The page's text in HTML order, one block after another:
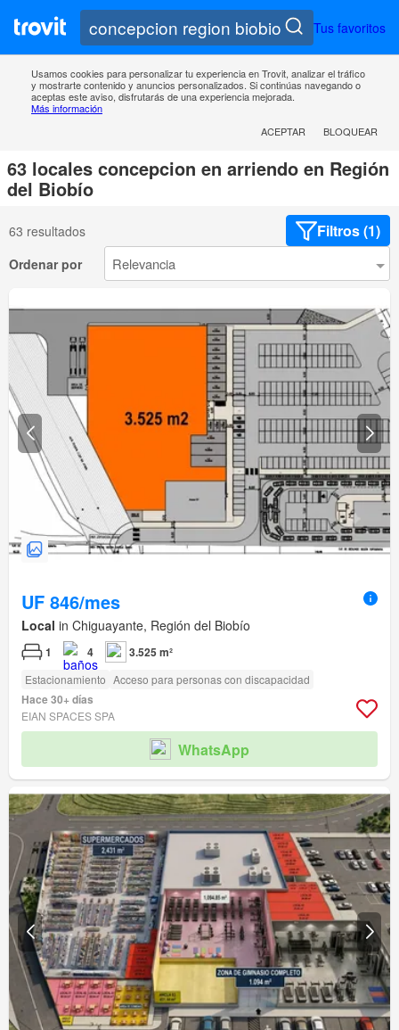
Tus favoritos
Usamos cookies para personalizar tu experiencia en Trovit, analizar el tráfico
y mostrarte contenido y anuncios personalizados. Si continúas navegando o
aceptas este aviso, disfrutarás de una experiencia mejorada.
Más información
ACEPTAR
BLOQUEAR
63 locales concepcion en arriendo en Región
del Biobío
63 resultados Filtros (1)
Ordenar por
UF 846/mes
Local in Chiguayante, Región del Biobío
1 4 3.525 m²
Estacionamiento Acceso para personas con discapacidad
Hace 30+ días
EIAN SPACES SPA
WhatsApp